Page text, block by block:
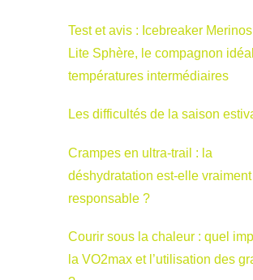
Test et avis : Icebreaker
Lite Sphère, le compagnon
températures intermédiaires
Les difficultés de la saison
Crampes en ultra-trail : la
déshydratation est-elle vraiment
responsable ?
Courir sous la chaleur : quel
la VO2max et l’utilisation des